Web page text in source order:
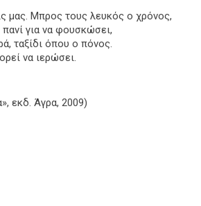
μας. Μπρος τους λευκός ο χρόνος,
πανί για να φουσκώσει,
ταξίδι όπου ο πόνος.
να ιερώσει.
εκδ. Άγρα, 2009)